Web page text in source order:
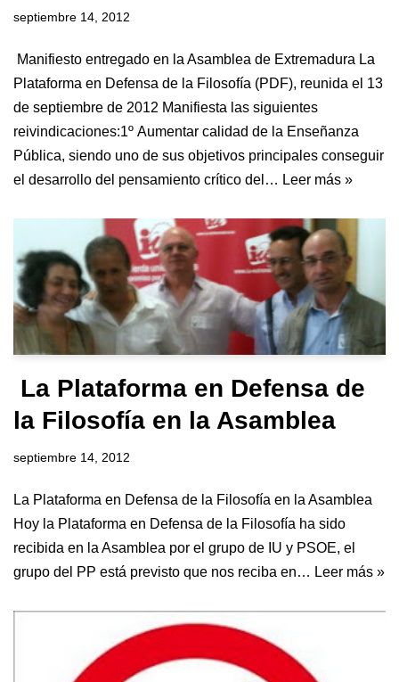
septiembre 14, 2012
Manifiesto entregado en la Asamblea de Extremadura La
Plataforma en Defensa de la Filosofía (PDF), reunida el 13
de septiembre de 2012 Manifiesta las siguientes
reivindicaciones:1º Aumentar calidad de la Enseñanza
Pública, siendo uno de sus objetivos principales conseguir
el desarrollo del pensamiento crítico del… Leer más »
La Plataforma en Defensa de
la Filosofía en la Asamblea
septiembre 14, 2012
La Plataforma en Defensa de la Filosofía en la Asamblea
Hoy la Plataforma en Defensa de la Filosofía ha sido
recibida en la Asamblea por el grupo de IU y PSOE, el
grupo del PP está previsto que nos reciba en… Leer más »